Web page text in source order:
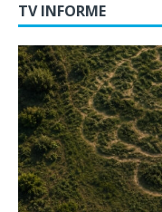
TV INFORME